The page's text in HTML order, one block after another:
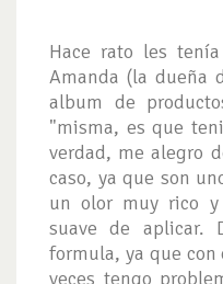
Hace rato les
Amanda (la dueña
album de
"misma, es que
verdad, me alegro
caso, ya que son
un olor muy rico
suave de aplicar.
formula, ya que con
veces tengo